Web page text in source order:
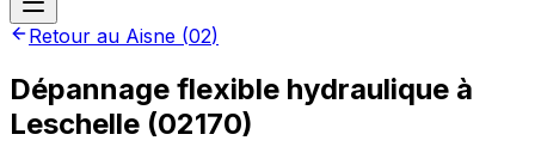
Retour au Aisne (02)
Dépannage flexible hydraulique à
Leschelle (02170)